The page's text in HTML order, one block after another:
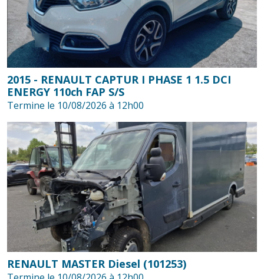
2015 - RENAULT CAPTUR I PHASE 1 1.5 DCI
ENERGY 110ch FAP S/S
Termine le 10/08/2026 à 12h00
RENAULT MASTER Diesel (101253)